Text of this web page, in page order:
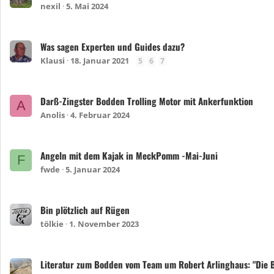
nexil 5. Mai 2024
Was sagen Experten und Guides dazu?
Klausi 18. Januar 2021 5 6 7
A Darß-Zingster Bodden Trolling Motor mit Ankerfunktion
Anolis 4. Februar 2024
F Angeln mit dem Kajak in MeckPomm -Mai-Juni
fwde 5. Januar 2024
Bin plötzlich auf Rügen
tölkie 1. November 2023
Literatur zum Bodden vom Team um Robert Arlinghaus: "Die